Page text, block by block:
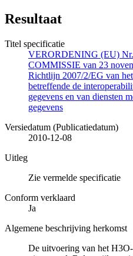
Resultaat
Titel specificatie
VERORDENING (EU)
COMMISSIE van 23
Richtlijn 2007/2/EG van
betreffende de
gegevens en van diensten
gegevens
Versiedatum (Publicatiedatum)
2010-12-08
Uitleg
Zie vermelde specificatie
Conform verklaard
Ja
Algemene beschrijving herkomst
De uitvoering van het